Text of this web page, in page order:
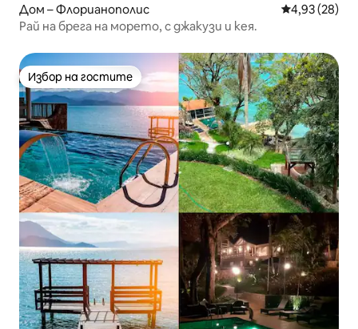
Дом – Флорианополис Средна
4,93 (28)
Рай на брега на морето, с джакузи и кея.
Избор на гостите
Избор на гостите